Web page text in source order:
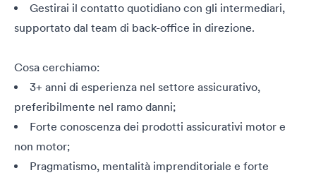
Gestirai il contatto quotidiano con gli intermediari,
supportato dal team di back-office in direzione.
Cosa cerchiamo:
3+ anni di esperienza nel settore assicurativo,
preferibilmente nel ramo danni;
Forte conoscenza dei prodotti assicurativi motor e
non motor;
Pragmatismo, mentalità imprenditoriale e forte